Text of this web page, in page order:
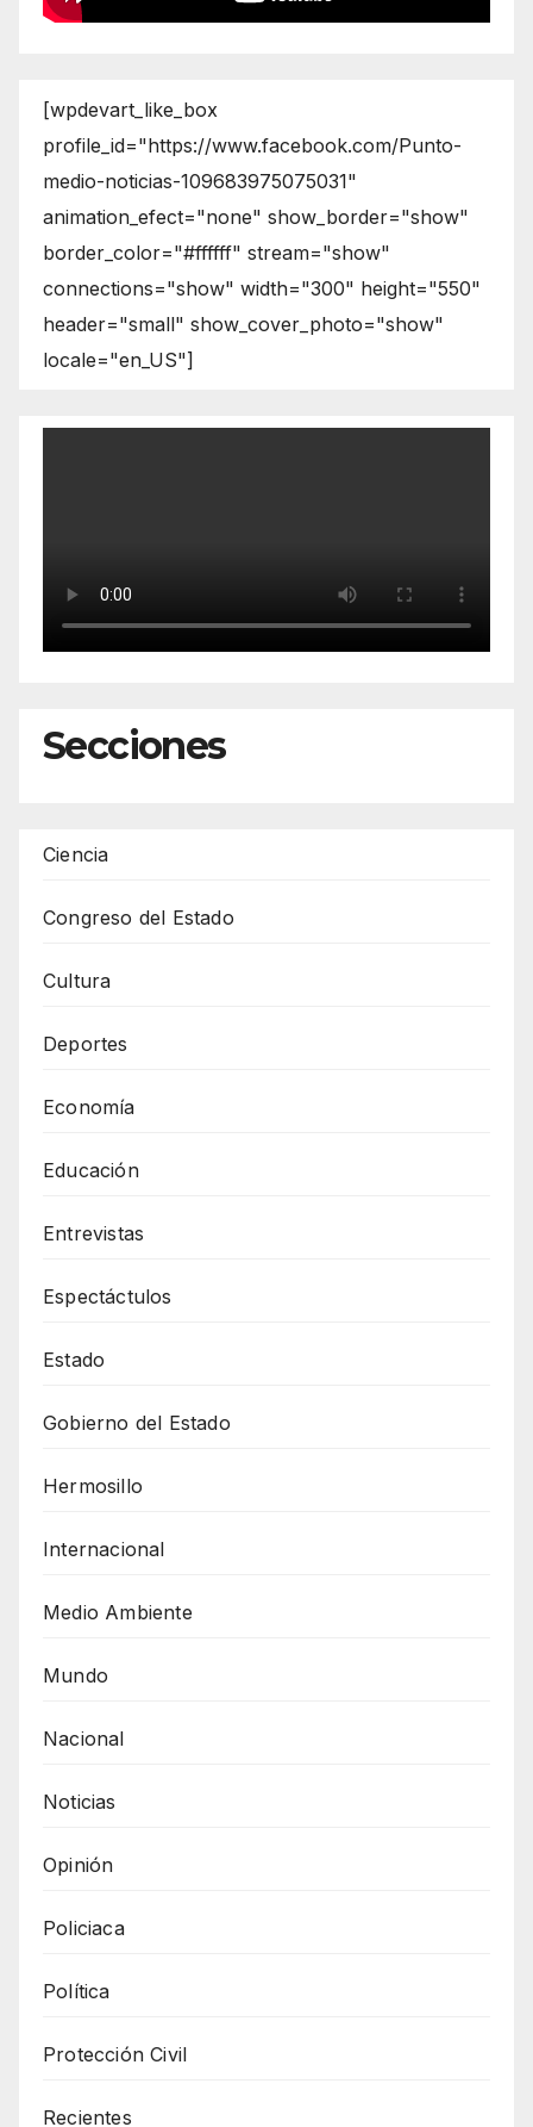
[wpdevart_like_box
profile_id="https://www.facebook.com/Punto-
medio-noticias-109683975075031"
animation_efect="none" show_border="show"
border_color="#ffffff" stream="show"
connections="show" width="300" height="550"
header="small" show_cover_photo="show"
locale="en_US"]
Secciones
Ciencia
Congreso del Estado
Cultura
Deportes
Economía
Educación
Entrevistas
Espectáctulos
Estado
Gobierno del Estado
Hermosillo
Internacional
Medio Ambiente
Mundo
Nacional
Noticias
Opinión
Policiaca
Política
Protección Civil
Recientes